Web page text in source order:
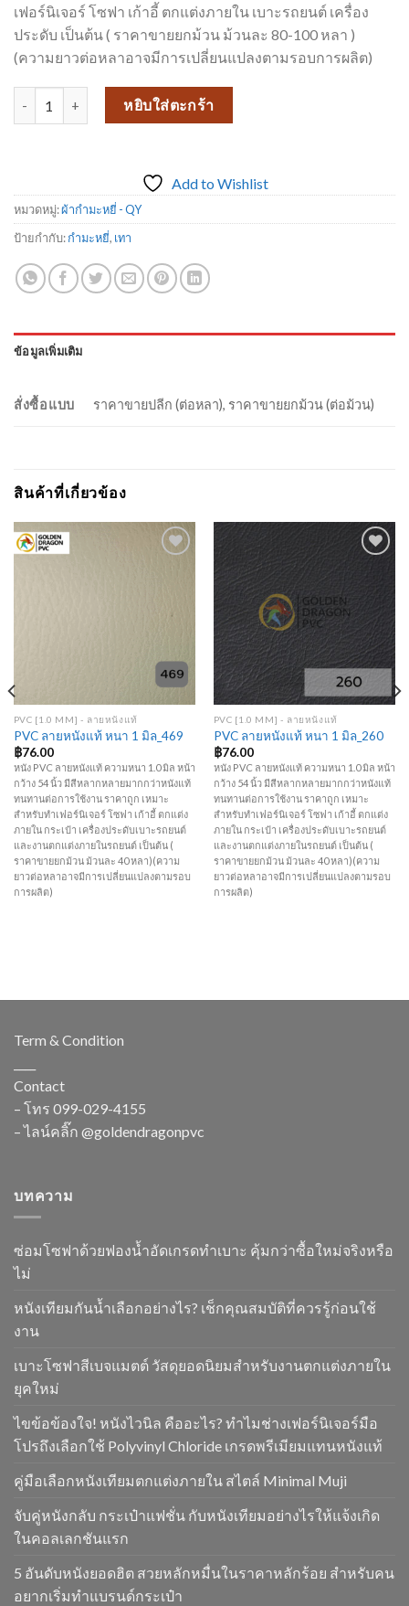
เฟอร์นิเจอร์ โซฟา เก้าอี้ ตกแต่งภายใน เบาะรถยนต์ เครื่อง
ประดับ เป็นต้น ( ราคาขายยกม้วน ม้วนละ 80-100 หลา )
(ความยาวต่อหลาอาจมีการเปลี่ยนแปลงตามรอบการผลิต)
จำนวน ผ้ากำมะหยี่ QY001-3A ชิ้น
หยิบใส่ตะกร้า
Add to Wishlist
หมวดหมู่:ผ้ากำมะหยี่ - QY
ป้ายกำกับ:กำมะหยี่, เทา
ข้อมูลเพิ่มเติม
สั่งซื้อแบบ ราคาขายปลีก (ต่อหลา), ราคาขายยกม้วน (ต่อม้วน)
สินค้าที่เกี่ยวข้อง
Wishlist
PVC [1.0 MM] - ลายหนังแท้
PVC ลายหนังแท้ หนา 1 มิล_469
฿76.00
หนัง PVC ลายหนังแท้ ความหนา 1.0 มิล หน้า
กว้าง 54 นิ้ว มีสีหลากหลายมากกว่าหนังแท้
ทนทานต่อการใช้งาน ราคาถูก เหมาะ
สำหรับทำเฟอร์นิเจอร์ โซฟา เก้าอี้ ตกแต่ง
ภายใน กระเป๋า เครื่องประดับเบาะรถยนต์
และงานตกแต่งภายในรถยนต์ เป็นต้น (
ราคาขายยกม้วน ม้วนละ 40 หลา)(ความ
ยาวต่อหลาอาจมีการเปลี่ยนแปลงตามรอบ
การผลิต)
Add to
Wishlist
PVC [1.0 MM] - ลายหนังแท้
PVC ลายหนังแท้ หนา 1 มิล_260
฿76.00
หนัง PVC ลายหนังแท้ ความหนา 1.0 มิล หน้า
กว้าง 54 นิ้ว มีสีหลากหลายมากกว่าหนังแท้
ทนทานต่อการใช้งาน ราคาถูก เหมาะ
สำหรับทำเฟอร์นิเจอร์ โซฟา เก้าอี้ ตกแต่ง
ภายใน กระเป๋า เครื่องประดับเบาะรถยนต์
และงานตกแต่งภายในรถยนต์ เป็นต้น (
ราคาขายยกม้วน ม้วนละ 40 หลา)(ความ
ยาวต่อหลาอาจมีการเปลี่ยนแปลงตามรอบ
การผลิต)
Term & Condition
Contact
– โทร 099-029-4155
– ไลน์คลิ๊ก @goldendragonpvc
บทความ
ซ่อมโซฟาด้วยฟองน้ำอัดเกรดทำเบาะ คุ้มกว่าซื้อใหม่จริงหรือ
ไม่
หนังเทียมกันน้ำเลือกอย่างไร? เช็กคุณสมบัติที่ควรรู้ก่อนใช้
งาน
เบาะโซฟาสีเบจแมตต์ วัสดุยอดนิยมสำหรับงานตกแต่งภายใน
ยุคใหม่
ไขข้อข้องใจ! หนังไวนิล คืออะไร? ทำไมช่างเฟอร์นิเจอร์มือ
โปรถึงเลือกใช้ Polyvinyl Chloride เกรดพรีเมียมแทนหนังแท้
คู่มือเลือกหนังเทียมตกแต่งภายใน สไตล์ Minimal Muji
จับคู่หนังกลับ กระเป๋าแฟชั่น กับหนังเทียมอย่างไรให้แจ้งเกิด
ในคอลเลกชันแรก
5 อันดับหนังยอดฮิต สวยหลักหมื่นในราคาหลักร้อย สำหรับคน
อยากเริ่มทำแบรนด์กระเป๋า